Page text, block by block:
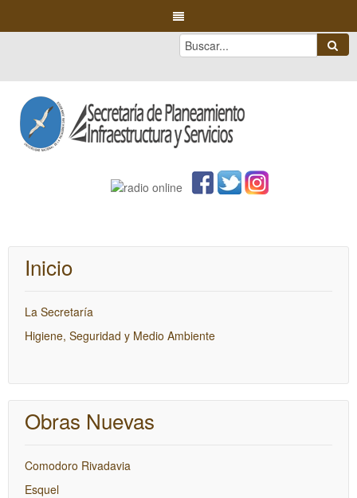
Inicio
La Secretaría
Higiene, Seguridad y Medio Ambiente
Obras Nuevas
Comodoro Rivadavia
Esquel